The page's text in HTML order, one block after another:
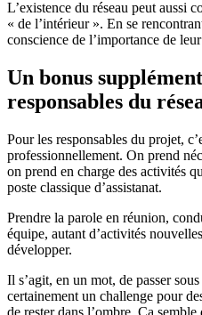
L’existence du réseau peut aussi
« de l’intérieur ». En se
conscience de l’importance de
Un bonus
responsables du
Pour les responsables du projet,
professionnellement. On prend
on prend en charge des activités
poste classique d’assistanat.
Prendre la parole en réunion,
équipe, autant d’activités
développer.
Il s’agit, en un mot, de passer
certainement un challenge pour
de rester dans l’ombre. Ça